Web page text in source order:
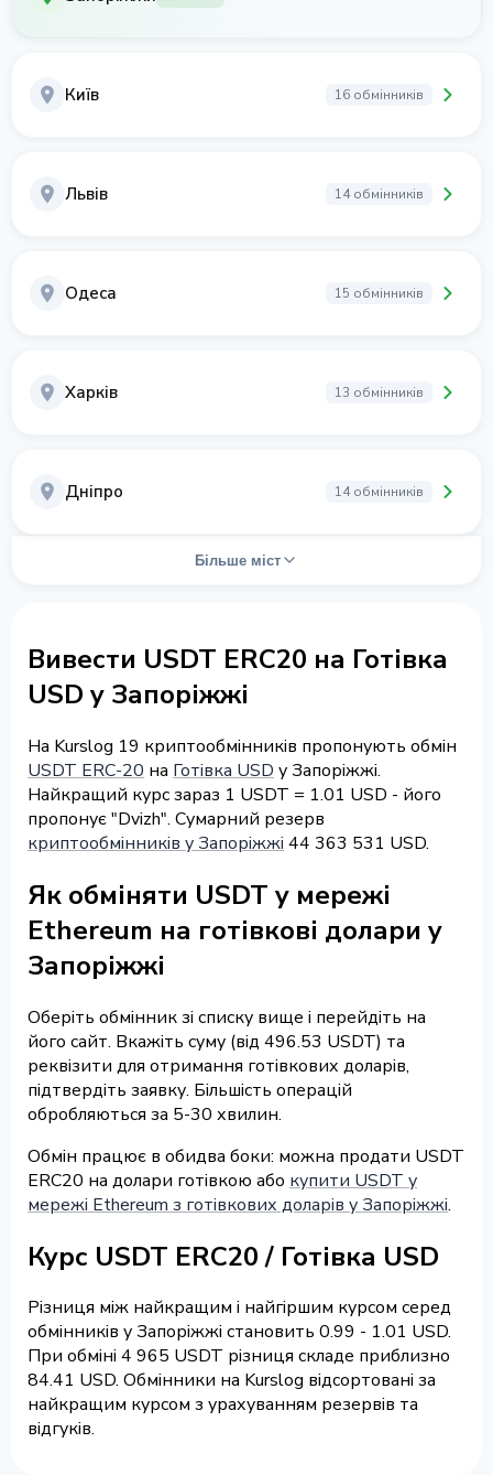
Київ 16 обмінників
Львів 14 обмінників
Одеса 15 обмінників
Харків 13 обмінників
Дніпро 14 обмінників
Більше міст
Вивести USDT ERC20 на Готівка
USD у Запоріжжі
На Kurslog 19 криптообмінників пропонують обмін
USDT ERC-20 на Готівка USD у Запоріжжі.
Найкращий курс зараз 1 USDT = 1.01 USD - його
пропонує "Dvizh". Сумарний резерв
криптообмінників у Запоріжжі 44 363 531 USD.
Як обміняти USDT у мережі
Ethereum на готівкові долари у
Запоріжжі
Оберіть обмінник зі списку вище і перейдіть на
його сайт. Вкажіть суму (від 496.53 USDT) та
реквізити для отримання готівкових доларів,
підтвердіть заявку. Більшість операцій
обробляються за 5-30 хвилин.
Обмін працює в обидва боки: можна продати USDT
ERC20 на долари готівкою або купити USDT у
мережі Ethereum з готівкових доларів у Запоріжжі.
Курс USDT ERC20 / Готівка USD
Різниця між найкращим і найгіршим курсом серед
обмінників у Запоріжжі становить 0.99 - 1.01 USD.
При обміні 4 965 USDT різниця складе приблизно
84.41 USD. Обмінники на Kurslog відсортовані за
найкращим курсом з урахуванням резервів та
відгуків.